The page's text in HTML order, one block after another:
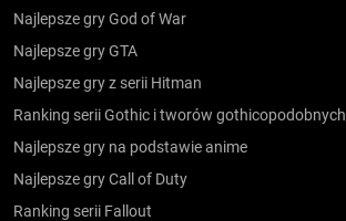
Najlepsze gry God of War
Najlepsze gry GTA
Najlepsze gry z serii Hitman
Ranking serii Gothic i tworów gothicopodobnych
Najlepsze gry na podstawie anime
Najlepsze gry Call of Duty
Ranking serii Fallout